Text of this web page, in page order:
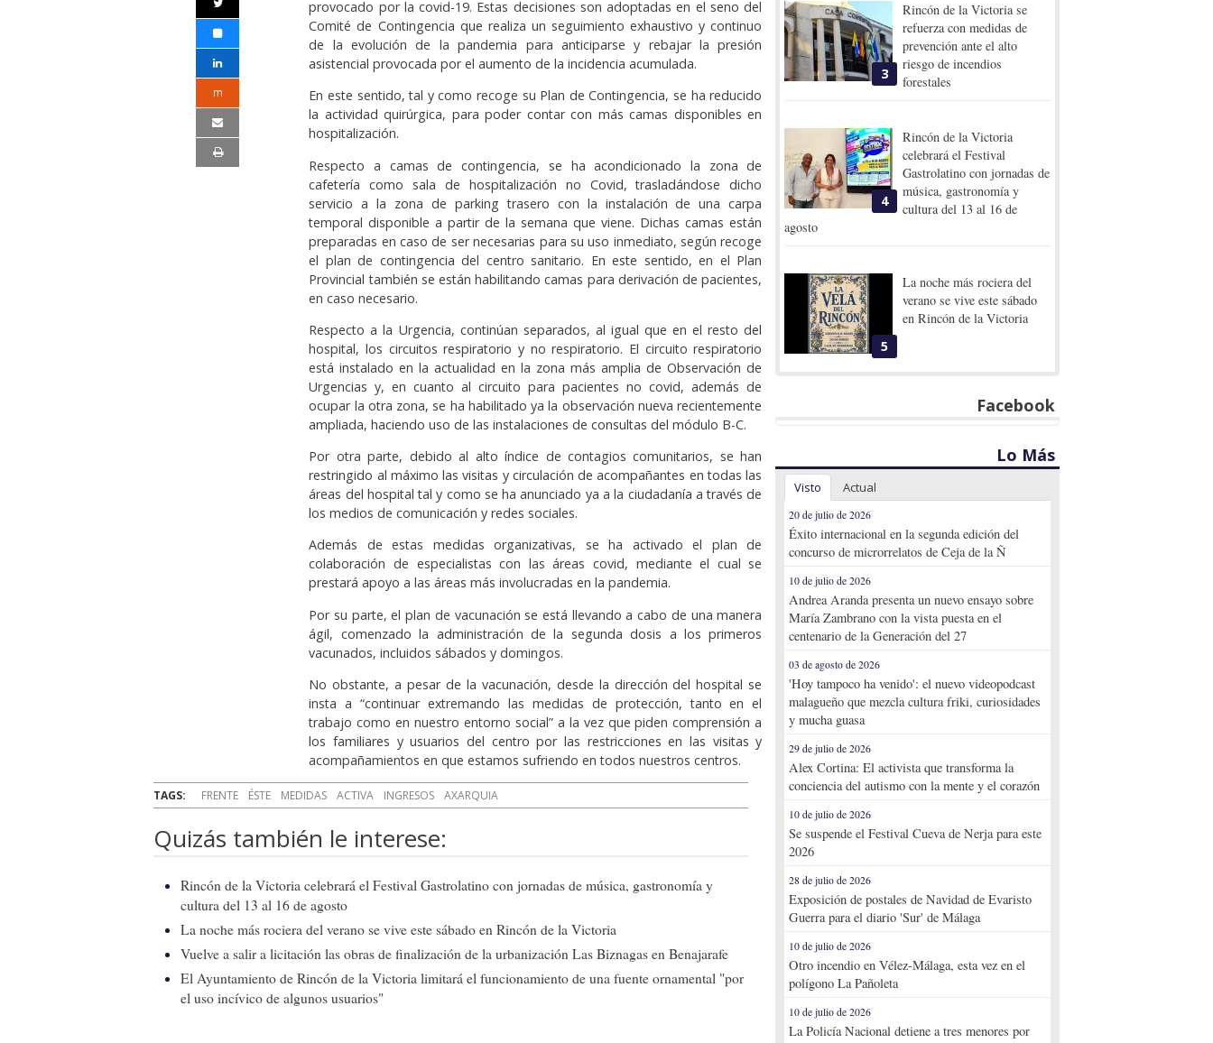
m
provocado por la covid-19. Estas decisiones son adoptadas en el seno del
Comité de Contingencia que realiza un seguimiento exhaustivo y continuo
de la evolución de la pandemia para anticiparse y rebajar la presión
asistencial provocada por el aumento de la incidencia acumulada.
En este sentido, tal y como recoge su Plan de Contingencia, se ha reducido
la actividad quirúrgica, para poder contar con más camas disponibles en
hospitalización.
Respecto a camas de contingencia, se ha acondicionado la zona de
cafetería como sala de hospitalización no Covid, trasladándose dicho
servicio a la zona de parking trasero con la instalación de una carpa
temporal disponible a partir de la semana que viene. Dichas camas están
preparadas en caso de ser necesarias para su uso inmediato, según recoge
el plan de contingencia del centro sanitario. En este sentido, en el Plan
Provincial también se están habilitando camas para derivación de pacientes,
en caso necesario.
Respecto a la Urgencia, continúan separados, al igual que en el resto del
hospital, los circuitos respiratorio y no respiratorio. El circuito respiratorio
está instalado en la actualidad en la zona más amplia de Observación de
Urgencias y, en cuanto al circuito para pacientes no covid, además de
ocupar la otra zona, se ha habilitado ya la observación nueva recientemente
ampliada, haciendo uso de las instalaciones de consultas del módulo B-C.
Por otra parte, debido al alto índice de contagios comunitarios, se han
restringido al máximo las visitas y circulación de acompañantes en todas las
áreas del hospital tal y como se ha anunciado ya a la ciudadanía a través de
los medios de comunicación y redes sociales.
Además de estas medidas organizativas, se ha activado el plan de
colaboración de especialistas con las áreas covid, mediante el cual se
prestará apoyo a las áreas más involucradas en la pandemia.
Por su parte, el plan de vacunación se está llevando a cabo de una manera
ágil, comenzado la administración de la segunda dosis a los primeros
vacunados, incluidos sábados y domingos.
No obstante, a pesar de la vacunación, desde la dirección del hospital se
insta a “continuar extremando las medidas de protección, tanto en el
trabajo como en nuestro entorno social” a la vez que piden comprensión a
los familiares y usuarios del centro por las restricciones en las visitas y
acompañamientos en que estamos sufriendo en todos nuestros centros.
TAGS: FRENTE ÉSTE MEDIDAS ACTIVA INGRESOS AXARQUIA
Quizás también le interese:
Rincón de la Victoria celebrará el Festival Gastrolatino con jornadas de música, gastronomía y
cultura del 13 al 16 de agosto
La noche más rociera del verano se vive este sábado en Rincón de la Victoria
Vuelve a salir a licitación las obras de finalización de la urbanización Las Biznagas en Benajarafe
El Ayuntamiento de Rincón de la Victoria limitará el funcionamiento de una fuente ornamental "por
el uso incívico de algunos usuarios"
3
Rincón de la Victoria se
refuerza con medidas de
prevención ante el alto
riesgo de incendios
forestales
4
Rincón de la Victoria
celebrará el Festival
Gastrolatino con jornadas de
música, gastronomía y
cultura del 13 al 16 de
agosto
5
La noche más rociera del
verano se vive este sábado
en Rincón de la Victoria
Facebook
Lo Más
Visto Actual
20 de julio de 2026
Éxito internacional en la segunda edición del
concurso de microrrelatos de Ceja de la Ñ
10 de julio de 2026
Andrea Aranda presenta un nuevo ensayo sobre
María Zambrano con la vista puesta en el
centenario de la Generación del 27
03 de agosto de 2026
'Hoy tampoco ha venido': el nuevo videopodcast
malagueño que mezcla cultura friki, curiosidades
y mucha guasa
29 de julio de 2026
Alex Cortina: El activista que transforma la
conciencia del autismo con la mente y el corazón
10 de julio de 2026
Se suspende el Festival Cueva de Nerja para este
2026
28 de julio de 2026
Exposición de postales de Navidad de Evaristo
Guerra para el diario 'Sur' de Málaga
10 de julio de 2026
Otro incendio en Vélez-Málaga, esta vez en el
polígono La Pañoleta
10 de julio de 2026
La Policía Nacional detiene a tres menores por